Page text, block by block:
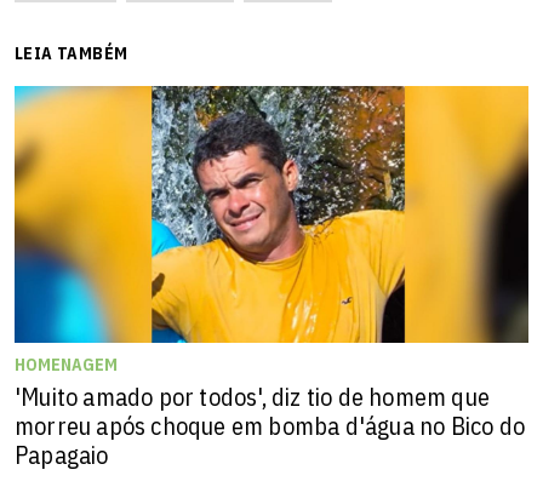
LEIA TAMBÉM
HOMENAGEM
'Muito amado por todos', diz tio de homem que
morreu após choque em bomba d'água no Bico do
Papagaio